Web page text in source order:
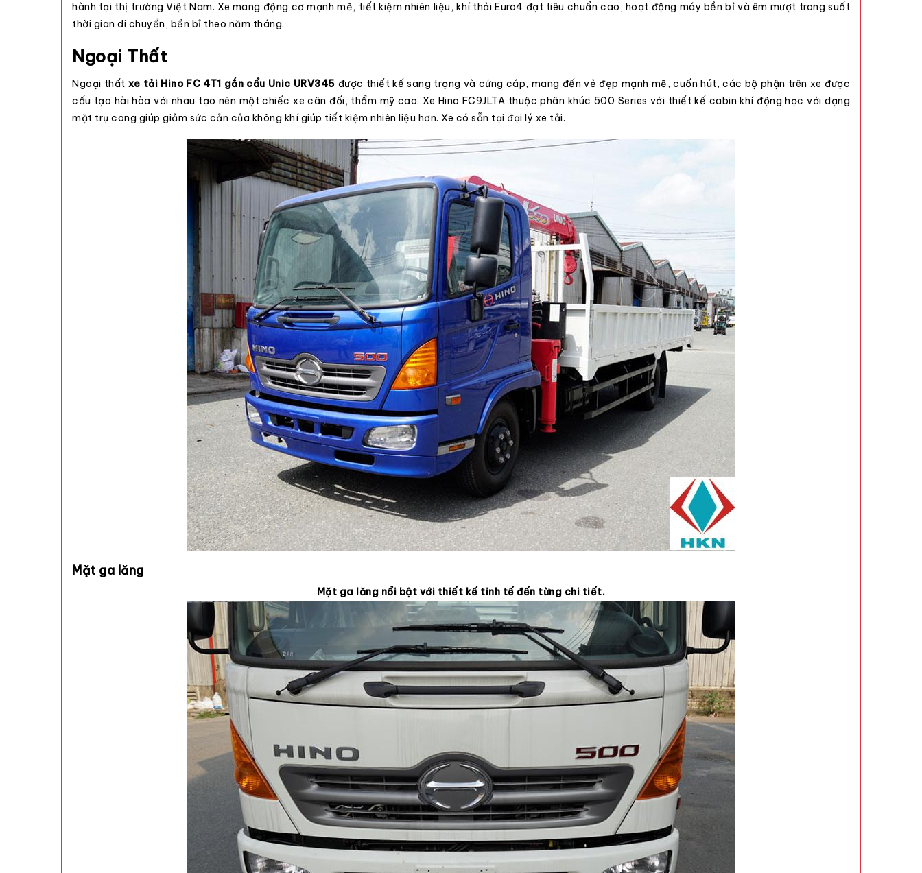
hành tại thị trường Việt Nam. Xe mang động cơ mạnh mẽ, tiết kiệm nhiên liệu, khí thải Euro4 đạt tiêu chuẩn cao, hoạt động máy bền bỉ và êm mượt trong suốt
thời gian di chuyển, bền bỉ theo năm tháng.
Ngoại Thất
Ngoại thất xe tải Hino FC 4T1 gắn cẩu Unic URV345 được thiết kế sang trọng và cứng cáp, mang đến vẻ đẹp mạnh mẽ, cuốn hút, các bộ phận trên xe được
cấu tạo hài hòa với nhau tạo nên một chiếc xe cân đối, thẩm mỹ cao. Xe Hino FC9JLTA thuộc phân khúc 500 Series với thiết kế cabin khí động học với dạng
mặt trụ cong giúp giảm sức cản của không khí giúp tiết kiệm nhiên liệu hơn. Xe có sẵn tại đại lý xe tải.
Mặt ga lăng
Mặt ga lăng nổi bật với thiết kế tinh tế đến từng chi tiết.